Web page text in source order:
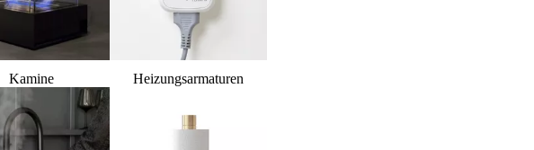
Kamine Heizungsarmaturen